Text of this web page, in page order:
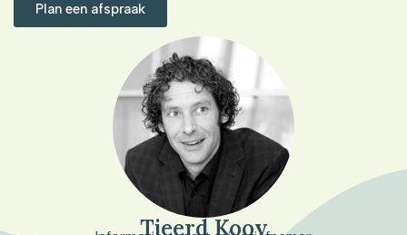
Plan een afspraak
Tjeerd Kooy